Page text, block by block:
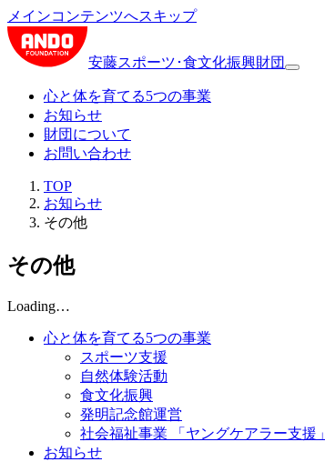
メインコンテンツへスキップ
安藤スポーツ･食文化振興財団
心と体を育てる5つの事業
お知らせ
財団について
お問い合わせ
TOP
お知らせ
その他
その他
Loading…
心と体を育てる5つの事業
スポーツ支援
自然体験活動
食文化振興
発明記念館運営
社会福祉事業 「ヤングケアラー支援」
お知らせ